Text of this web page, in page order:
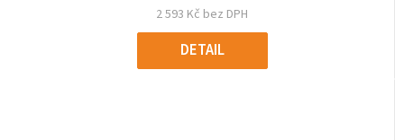
2 593 Kč bez DPH
DETAIL